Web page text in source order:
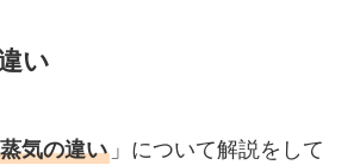
い
気の違い」について解説をして